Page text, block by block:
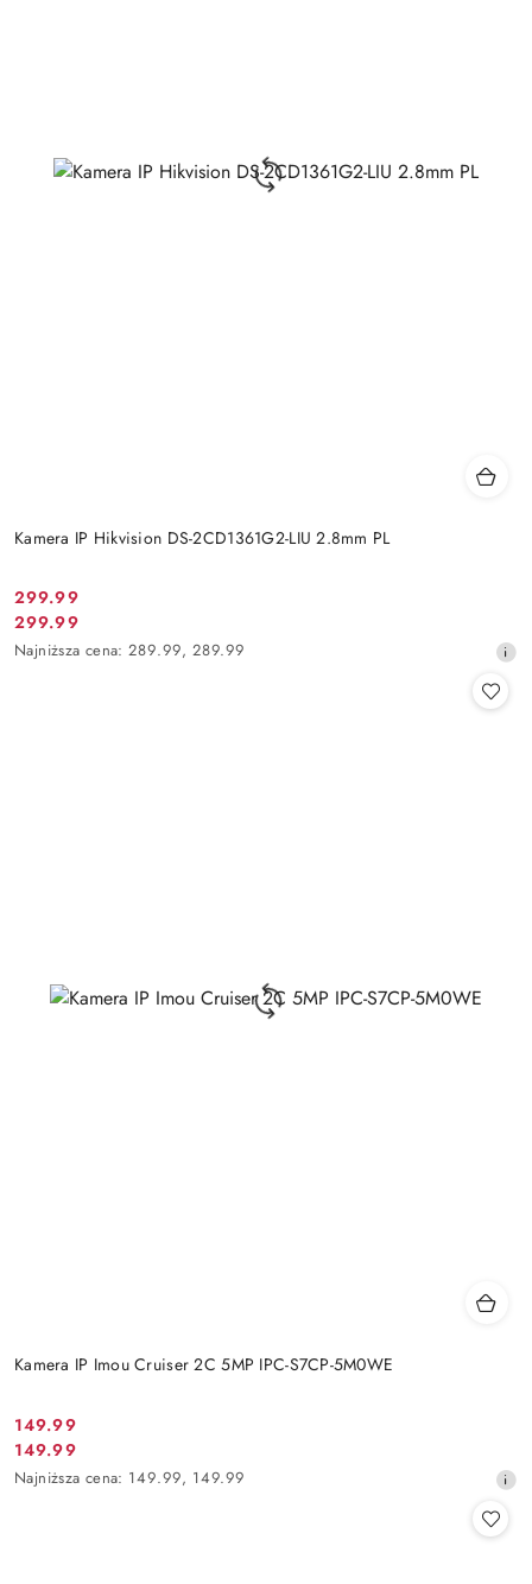
Kamera IP Hikvision DS-2CD1361G2-LIU 2.8mm PL
Cena
promocyjna:
299.99
Cena
promocyjna:
299.99
Najniższa
Najniższa cena: 289.99, 289.99
Kamera IP Imou Cruiser 2C 5MP IPC-S7CP-5M0WE
Cena
promocyjna:
149.99
Cena
promocyjna:
149.99
Najniższa
Najniższa cena: 149.99, 149.99